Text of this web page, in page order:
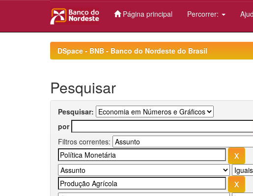
Página principal Percorrer:
DSpace - BNB - Banco do Nordeste do Brasil
Pesquisar
Pesquisar:
por
Filtros correntes: